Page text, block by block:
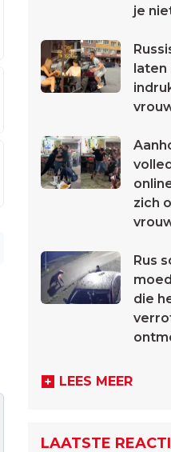
je
laten
zich
Rus
die
LEES MEER
LAATSTE